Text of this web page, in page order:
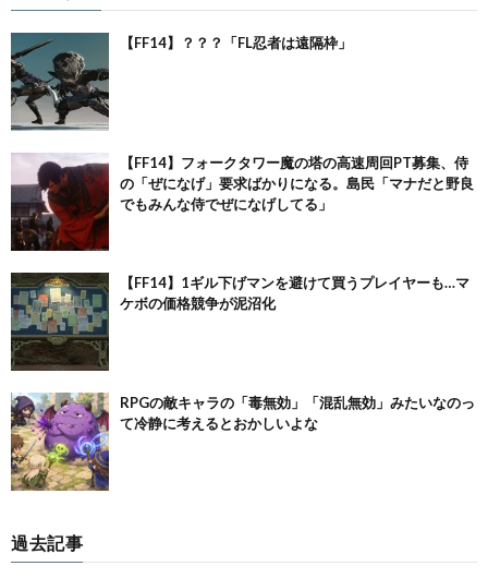
【FF14】？？？「FL忍者は遠隔枠」
【FF14】フォークタワー魔の塔の高速周回PT募集、侍
の「ぜになげ」要求ばかりになる。島民「マナだと野良
でもみんな侍でぜになげしてる」
【FF14】1ギル下げマンを避けて買うプレイヤーも…マ
ケボの価格競争が泥沼化
RPGの敵キャラの「毒無効」「混乱無効」みたいなのっ
て冷静に考えるとおかしいよな
過去記事